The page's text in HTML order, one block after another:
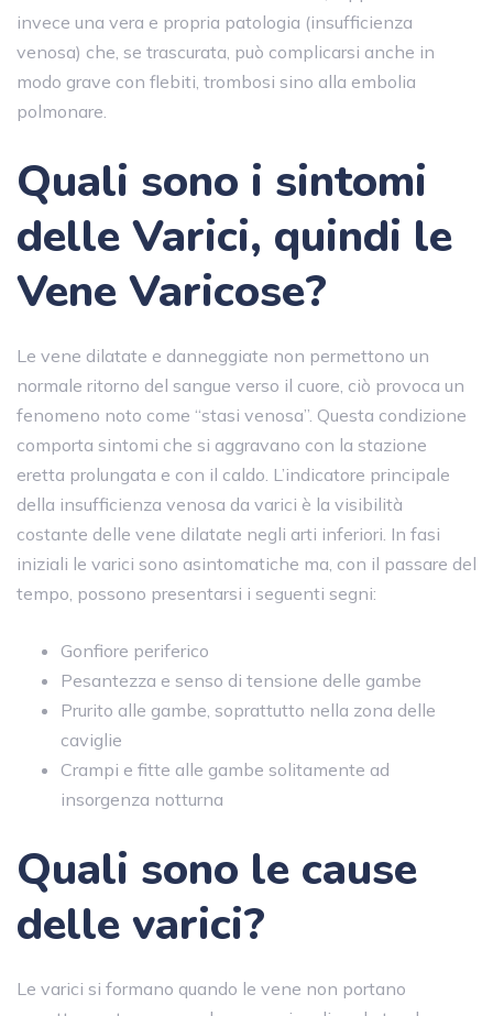
invece una vera e propria patologia (insufficienza
venosa) che, se trascurata, può complicarsi anche in
modo grave con flebiti, trombosi sino alla embolia
polmonare.
Quali sono i sintomi
delle Varici, quindi le
Vene Varicose?
Le vene dilatate e danneggiate non permettono un
normale ritorno del sangue verso il cuore, ciò provoca un
fenomeno noto come “stasi venosa”. Questa condizione
comporta sintomi che si aggravano con la stazione
eretta prolungata e con il caldo. L’indicatore principale
della insufficienza venosa da varici è la visibilità
costante delle vene dilatate negli arti inferiori. In fasi
iniziali le varici sono asintomatiche ma, con il passare del
tempo, possono presentarsi i seguenti segni:
Gonfiore periferico
Pesantezza e senso di tensione delle gambe
Prurito alle gambe, soprattutto nella zona delle
caviglie
Crampi e fitte alle gambe solitamente ad
insorgenza notturna
Quali sono le cause
delle varici?
Le varici si formano quando le vene non portano